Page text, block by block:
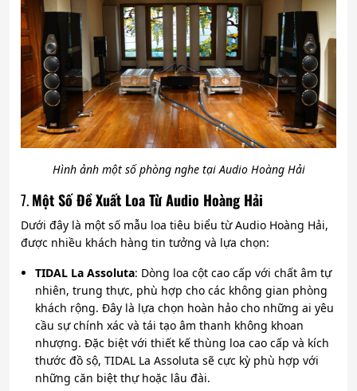
Hình ảnh một số phòng nghe tại Audio Hoàng Hải
7.Một Số Đề Xuất Loa Từ Audio Hoàng Hải
Dưới đây là một số mẫu loa tiêu biểu từ Audio Hoàng Hải,
được nhiều khách hàng tin tưởng và lựa chọn:
TIDAL La Assoluta: Dòng loa cột cao cấp với chất âm tự
nhiên, trung thực, phù hợp cho các không gian phòng
khách rộng. Đây là lựa chọn hoàn hảo cho những ai yêu
cầu sự chính xác và tái tạo âm thanh không khoan
nhượng. Đặc biệt với thiết kế thùng loa cao cấp và kích
thước đồ sộ, TIDAL La Assoluta sẽ cực kỳ phù hợp với
những căn biệt thự hoặc lâu đài.